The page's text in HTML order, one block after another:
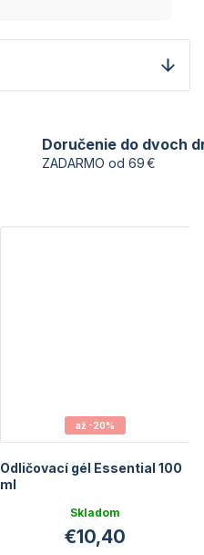
Doručenie do dvoch
ZADARMO od 69 €
až -20%
Odličovací gél Essential 100
ml
Skladom
€10,40